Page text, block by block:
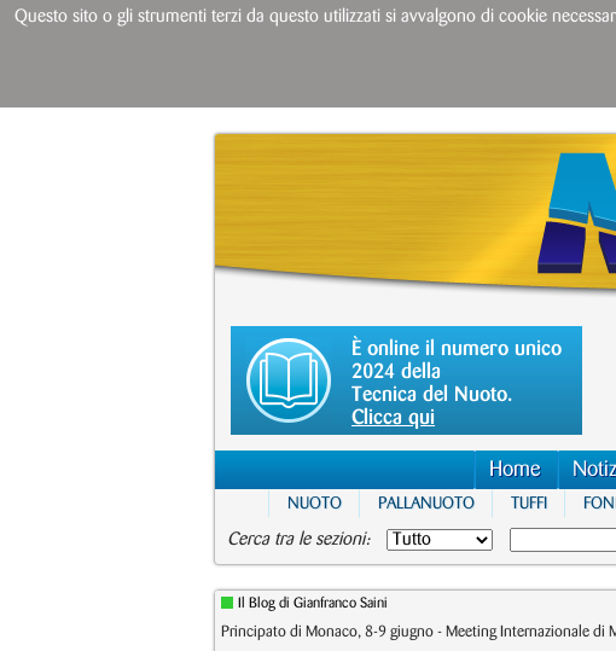
È online il numero unico
2024 della
Tecnica del Nuoto.
Clicca qui
Home
NUOTO PALLANUOTO TUFFI
Cerca tra le sezioni:
Il Blog di Gianfranco Saini
Principato di Monaco, 8-9 giugno - Meeting Internazionale
Questo sito o gli strumenti terzi da questo utilizzati si avvalgono di cookie